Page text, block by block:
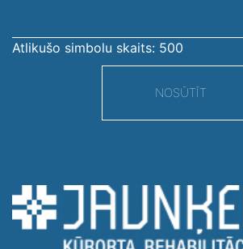
Atlikušo simbolu skaits: 500
NOSŪTĪT